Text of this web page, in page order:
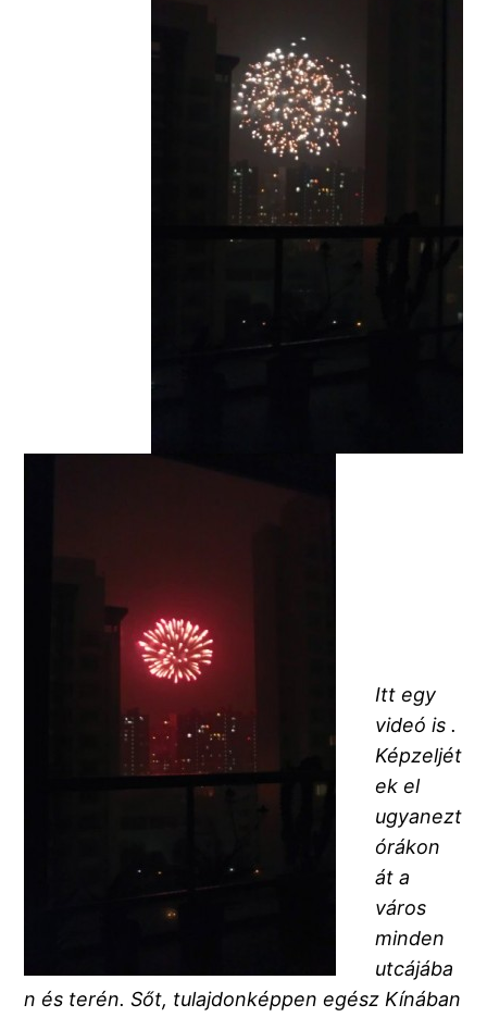
Itt egy
videó is .
Képzeljét
ek el
ugyanezt
órákon
át a
város
minden
utcájába
n és terén. Sőt, tulajdonképpen egész Kínában